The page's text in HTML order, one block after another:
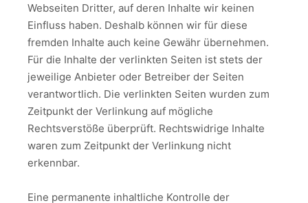
Webseiten Dritter, auf deren Inhalte wir keinen
Einfluss haben. Deshalb können wir für diese
fremden Inhalte auch keine Gewähr übernehmen.
Für die Inhalte der verlinkten Seiten ist stets der
jeweilige Anbieter oder Betreiber der Seiten
verantwortlich. Die verlinkten Seiten wurden zum
Zeitpunkt der Verlinkung auf mögliche
Rechtsverstöße überprüft. Rechtswidrige Inhalte
waren zum Zeitpunkt der Verlinkung nicht
erkennbar.
Eine permanente inhaltliche Kontrolle der